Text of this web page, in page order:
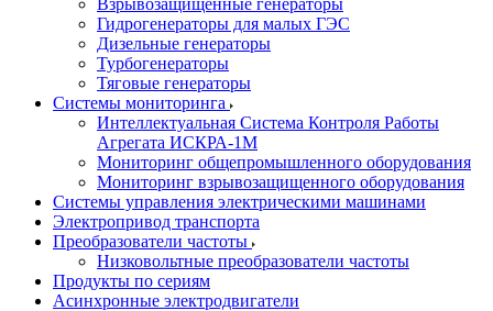
Взрывозащищенные генераторы
Гидрогенераторы для малых ГЭС
Дизельные генераторы
Турбогенераторы
Тяговые генераторы
Системы мониторинга
Интеллектуальная Система Контроля Работы
Агрегата ИСКРА-1М
Мониторинг общепромышленного оборудования
Мониторинг взрывозащищенного оборудования
Системы управления электрическими машинами
Электропривод транспорта
Преобразователи частоты
Низковольтные преобразователи частоты
Продукты по сериям
Асинхронные электродвигатели